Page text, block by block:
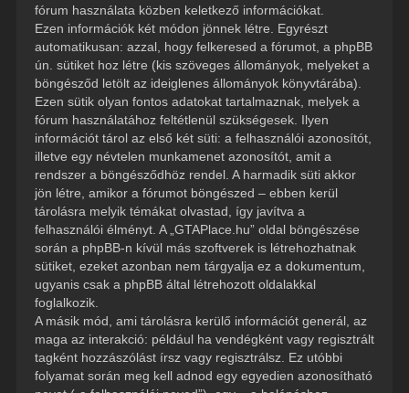
fórum használata közben keletkező információkat.
Ezen információk két módon jönnek létre. Egyrészt
automatikusan: azzal, hogy felkeresed a fórumot, a phpBB
ún. sütiket hoz létre (kis szöveges állományok, melyeket a
böngésződ letölt az ideiglenes állományok könyvtárába).
Ezen sütik olyan fontos adatokat tartalmaznak, melyek a
fórum használatához feltétlenül szükségesek. Ilyen
információt tárol az első két süti: a felhasználói azonosítót,
illetve egy névtelen munkamenet azonosítót, amit a
rendszer a böngésződhöz rendel. A harmadik süti akkor
jön létre, amikor a fórumot böngészed – ebben kerül
tárolásra melyik témákat olvastad, így javítva a
felhasználói élményt. A „GTAPlace.hu” oldal böngészése
során a phpBB-n kívül más szoftverek is létrehozhatnak
sütiket, ezeket azonban nem tárgyalja ez a dokumentum,
ugyanis csak a phpBB által létrehozott oldalakkal
foglalkozik.
A másik mód, ami tárolásra kerülő információt generál, az
maga az interakció: például ha vendégként vagy regisztrált
tagként hozzászólást írsz vagy regisztrálsz. Ez utóbbi
folyamat során meg kell adnod egy egyedien azonosítható